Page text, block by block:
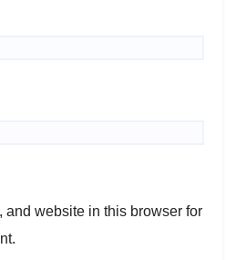
and website in this browser for